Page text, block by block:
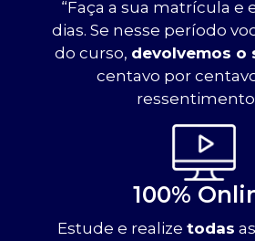
“Faça a sua matrícula e
dias. Se nesse período
do curso, devolvemos o
centavo por
100%
Estude e realize todas